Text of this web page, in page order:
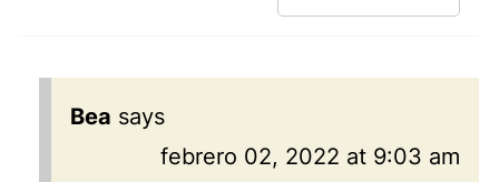
Bea says
febrero 02, 2022 at 9:03 am